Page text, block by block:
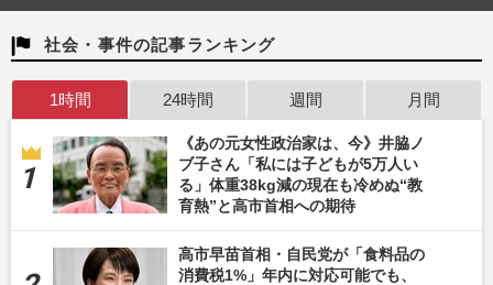
社会・事件の記事ランキング
1時間 24時間 週間 月間
《あの元女性政治家は、今》井脇ノ
ブ子さん「私には子どもが5万人い
る」体重38kg減の現在も冷めぬ“教
育熱”と高市首相への期待
高市早苗首相・自民党が「食料品の
消費税1%」年内に対応可能でも、